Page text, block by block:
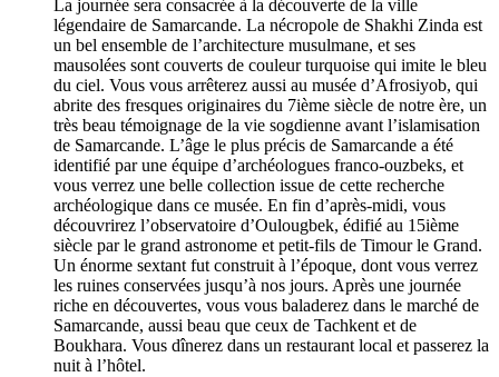
La journée sera consacrée à la découverte de la ville
légendaire de Samarcande. La nécropole de Shakhi Zinda est
un bel ensemble de l’architecture musulmane, et ses
mausolées sont couverts de couleur turquoise qui imite le bleu
du ciel. Vous vous arrêterez aussi au musée d’Afrosiyob, qui
abrite des fresques originaires du 7ième siècle de notre ère, un
très beau témoignage de la vie sogdienne avant l’islamisation
de Samarcande. L’âge le plus précis de Samarcande a été
identifié par une équipe d’archéologues franco-ouzbeks, et
vous verrez une belle collection issue de cette recherche
archéologique dans ce musée. En fin d’après-midi, vous
découvrirez l’observatoire d’Oulougbek, édifié au 15ième
siècle par le grand astronome et petit-fils de Timour le Grand.
Un énorme sextant fut construit à l’époque, dont vous verrez
les ruines conservées jusqu’à nos jours. Après une journée
riche en découvertes, vous vous baladerez dans le marché de
Samarcande, aussi beau que ceux de Tachkent et de
Boukhara. Vous dînerez dans un restaurant local et passerez la
nuit à l’hôtel.